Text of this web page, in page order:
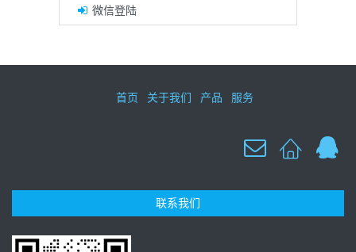
微信登陆
首页 关于我们 产品 服务
联系我们